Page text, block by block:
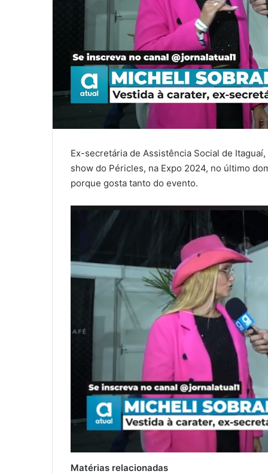
Ex-secretária de Assistência Social de
show do Péricles, na Expo 2024, no último
porque gosta tanto do evento.
Matérias relacionadas